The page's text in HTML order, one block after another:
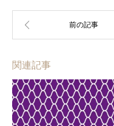
関連記事